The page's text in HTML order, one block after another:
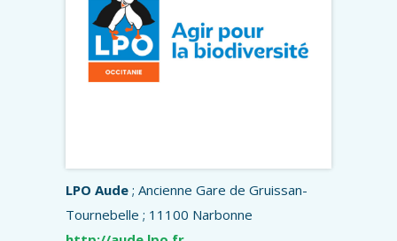
LPO Aude ; Ancienne Gare de Gruissan-
Tournebelle ; 11100 Narbonne